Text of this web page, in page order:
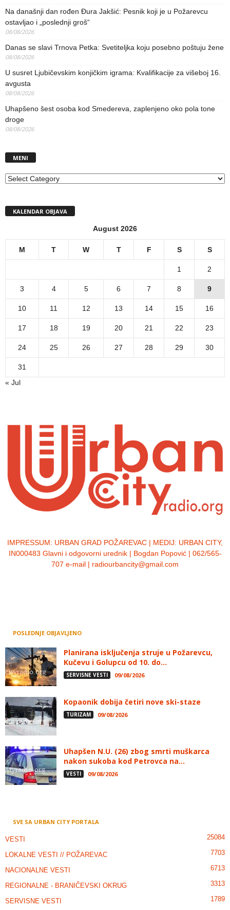
Na današnji dan rođen Đura Jakšić: Pesnik koji je u Požarevcu
ostavljao i „poslednji groš“
08/08/2026
Danas se slavi Trnova Petka: Svetiteljka koju posebno poštuju žene
08/08/2026
U susret Ljubičevskim konjičkim igrama: Kvalifikacije za višeboj 16.
avgusta
08/08/2026
Uhapšeno šest osoba kod Smedereva, zaplenjeno oko pola tone
droge
08/08/2026
MENI
MENI
KALENDAR OBJAVA
August 2026
M T W T F S S
1 2
3 4 5 6 7 8 9
10 11 12 13 14 15 16
17 18 19 20 21 22 23
24 25 26 27 28 29 30
31
« Jul
IMPRESSUM: URBAN GRAD POŽAREVAC | MEDIJ: URBAN CITY,
IN000483 Glavni i odgovorni urednik | Bogdan Popović | 062/565-
707 e-mail | radiourbancity@gmail.com
POSLEDNJE OBJAVLJENO
Planirana isključenja struje u Požarevcu,
Kučevu i Golupcu od 10. do...
SERVISNE VESTI 09/08/2026
Kopaonik dobija četiri nove ski-staze
TURIZAM 09/08/2026
Uhapšen N.U. (26) zbog smrti muškarca
nakon sukoba kod Petrovca na...
VESTI 09/08/2026
SVE SA URBAN CITY PORTALA
VESTI 25084
LOKALNE VESTI // POŽAREVAC 7703
NACIONALNE VESTI 6713
REGIONALNE - BRANIČEVSKI OKRUG 3313
SERVISNE VESTI 1789